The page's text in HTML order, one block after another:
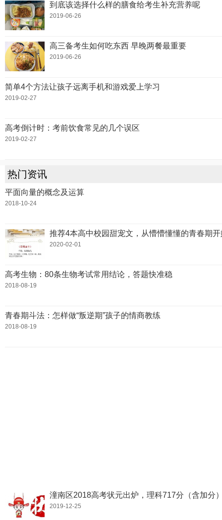
到底该选择什么样的膳食给考生补充营养呢
2019-06-26
高三备考生如何吃东西 早晚两餐最重要
2019-06-26
简单4个方法让孩子远离手机和游戏爱上学习
2019-02-27
高考倒计时：考前饮食常见的几个误区
2019-02-27
热门资讯
平面向量的概念及运算
2018-10-24
推荐4本高中校园甜宠文，从懵懵懂懂的青春期
2020-02-01
高考生物：80条生物考试常用结论，答题快准稳
2018-08-19
青春期斗法：怎样做“叛逆期”孩子的情商教练
2018-08-19
潼南区2018高考状元出炉，理科717分（含加分
2019-12-25